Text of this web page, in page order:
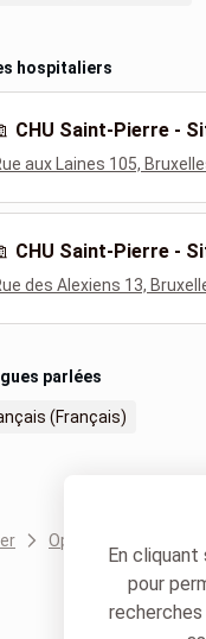
hospitaliers
CHU Saint-Pierre -
aux Laines 105,
CHU Saint-Pierre -
des Alexiens 13,
parlées
(Français)
Ophtalmologie
En
pour